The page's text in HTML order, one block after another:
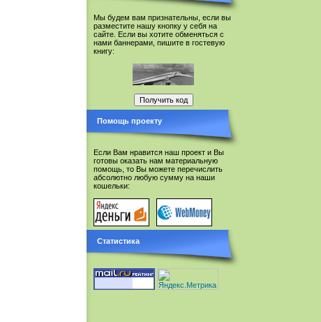
Мы будем вам признательны, если вы
разместите нашу кнопку у себя на
сайте. Если вы хотите обменяться с
нами баннерами, пишите в гостевую
книгу:
Помощь проекту
Если Вам нравится наш проект и Вы
готовы оказать нам материальную
помощь, то Вы можете перечислить
абсолютно любую сумму на наши
кошельки:
Статистика